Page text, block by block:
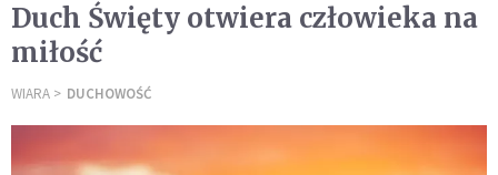
Duch Święty otwiera człowieka na
miłość
WIARA DUCHOWOŚĆ